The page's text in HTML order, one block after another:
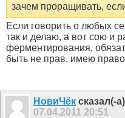
зачем проращивать,
Если говорить о любых
так и делаю, а вот сою и
ферментирования,
быть не прав, имею
НовиЧёк сказал(-
07.04.2011 20:51